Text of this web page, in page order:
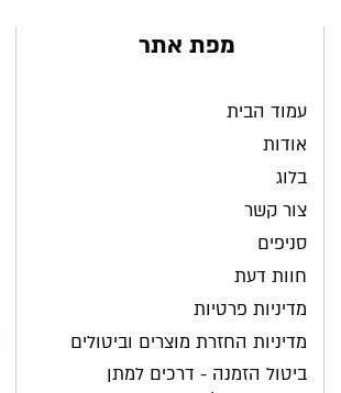
מפת אתר
עמוד הבית
אודות
בלוג
צור קשר
סניפים
חוות דעת
מדיניות פרטיות
מדיניות החזרת מוצרים וביטולים
ביטול הזמנה - דרכים למתן